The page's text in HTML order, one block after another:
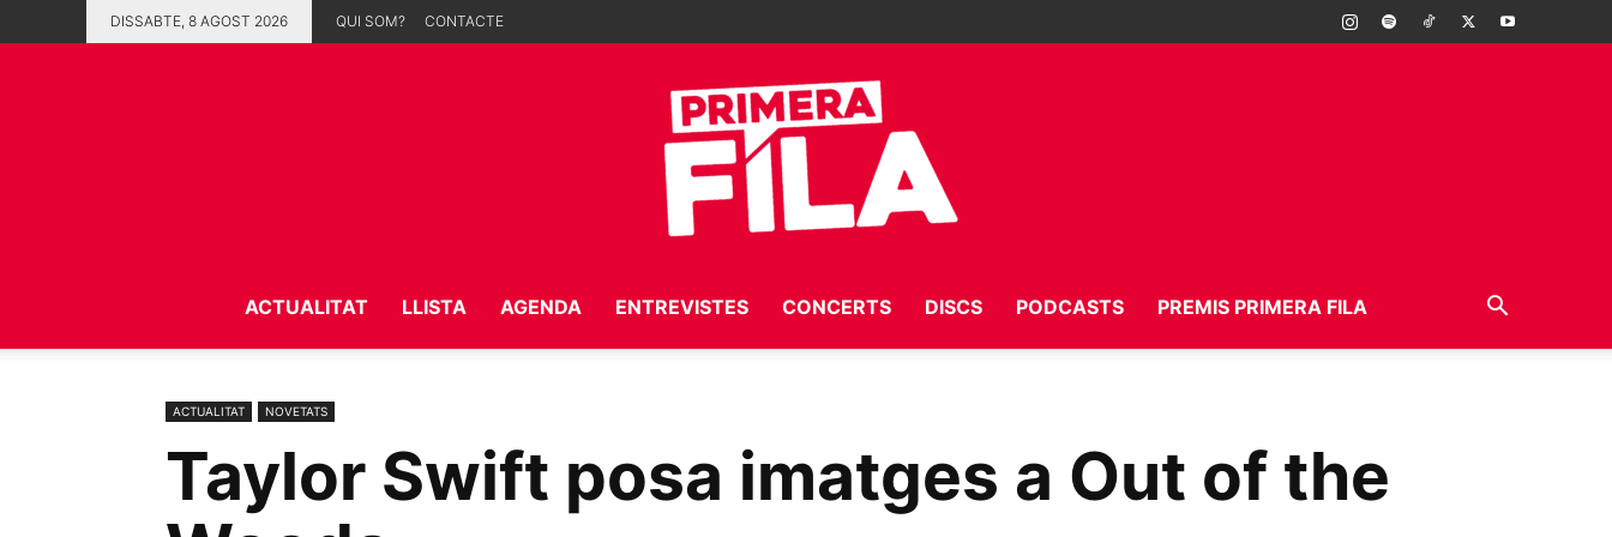
DISSABTE, 8 AGOST 2026 QUI SOM? CONTACTE
Fila
ACTUALITAT LLISTA AGENDA ENTREVISTES CONCERTS DISCS PODCASTS PREMIS PRIMERA FILA
ACTUALITAT NOVETATS
Taylor Swift posa imatges a Out of the